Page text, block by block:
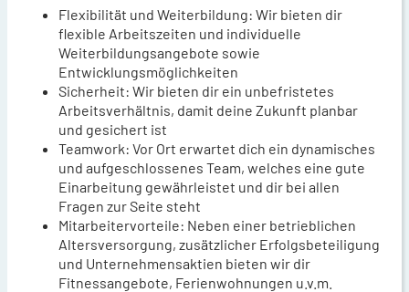
Flexibilität und Weiterbildung: Wir bieten dir
flexible Arbeitszeiten und individuelle
Weiterbildungsangebote sowie
Entwicklungsmöglichkeiten
Sicherheit: Wir bieten dir ein unbefristetes
Arbeitsverhältnis, damit deine Zukunft planbar
und gesichert ist
Teamwork: Vor Ort erwartet dich ein dynamisches
und aufgeschlossenes Team, welches eine gute
Einarbeitung gewährleistet und dir bei allen
Fragen zur Seite steht
Mitarbeitervorteile: Neben einer betrieblichen
Altersversorgung, zusätzlicher Erfolgsbeteiligung
und Unternehmensaktien bieten wir dir
Fitnessangebote, Ferienwohnungen u.v.m.